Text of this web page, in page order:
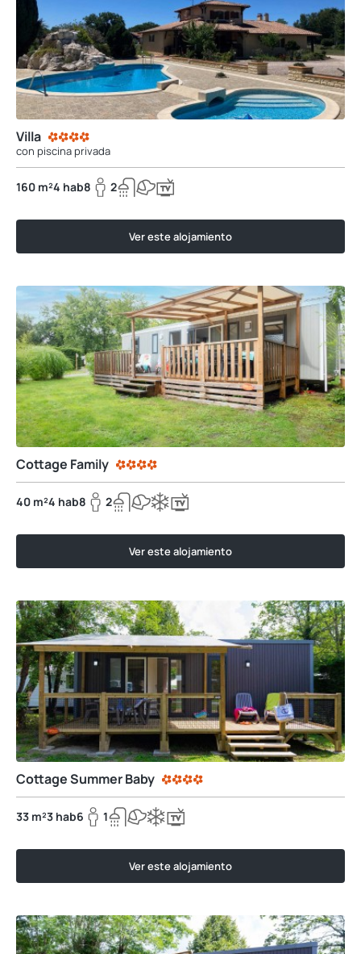
Villa
con piscina privada
160 m²4 hab8 2
Ver este alojamiento
Cottage Family
40 m²4 hab8 2
Ver este alojamiento
Cottage Summer Baby
33 m²3 hab6 1
Ver este alojamiento